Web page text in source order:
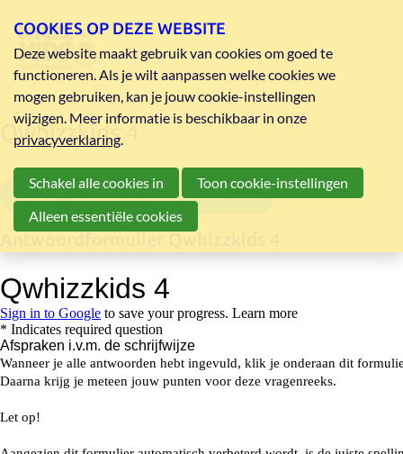
Qwhizzkids 4
vragenreeks Qwhizzkids 4 pdf
COOKIES OP DEZE WEBSITE
Deze website maakt gebruik van cookies om goed te
functioneren. Als je wilt aanpassen welke cookies we
mogen gebruiken, kan je jouw cookie-instellingen
wijzigen. Meer informatie is beschikbaar in onze
privacyverklaring.
Schakel alle cookies in
Toon cookie-instellingen
Alleen essentiële cookies